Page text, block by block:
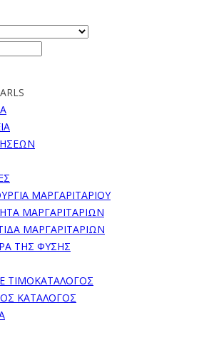
ΜΑΡΓΑΡΙΤΑΡΙΟΥ
ΜΑΡΓΑΡΙΤΑΡΙΩΝ
ΜΑΡΓΑΡΙΤΑΡΙΩΝ
ΤΗΣ ΦΥΣΗΣ
ΤΙΜΟΚΑΤΑΛΟΓΟΣ
ΚΑΤΑΛΟΓΟΣ